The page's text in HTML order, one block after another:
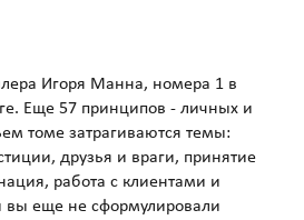
Игоря Манна, номера 1 в
Еще 57 принципов - личных и
томе затрагиваются темы:
друзья и враги, принятие
работа с клиентами и
вы еще не сформулировали